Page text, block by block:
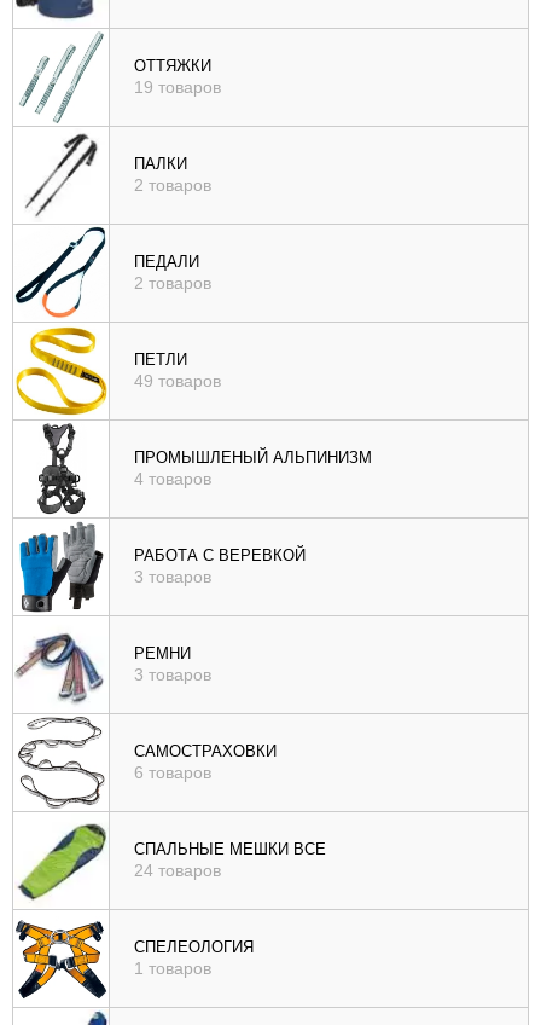
ОТТЯЖКИ
19 товаров
ПАЛКИ
2 товаров
ПЕДАЛИ
2 товаров
ПЕТЛИ
49 товаров
ПРОМЫШЛЕНЫЙ АЛЬПИНИЗМ
4 товаров
РАБОТА С ВЕРЕВКОЙ
3 товаров
РЕМНИ
3 товаров
САМОСТРАХОВКИ
6 товаров
СПАЛЬНЫЕ МЕШКИ ВСЕ
24 товаров
СПЕЛЕОЛОГИЯ
1 товаров